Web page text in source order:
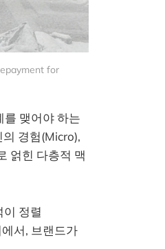
for
맺어야 하는
경험(Micro),
얽힌 다층적 맥
정렬
서, 브랜드가